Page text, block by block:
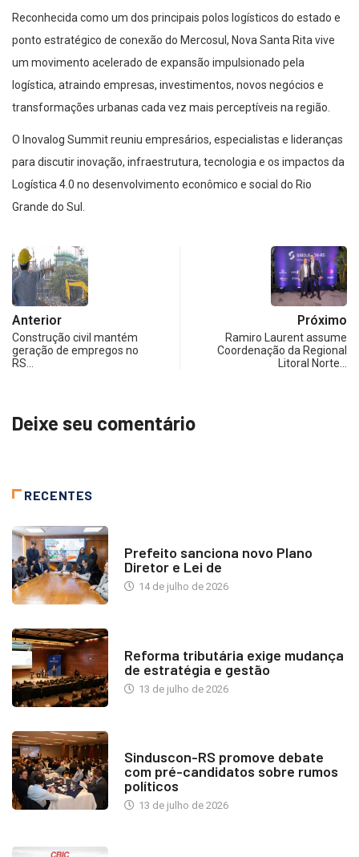
Reconhecida como um dos principais polos logísticos do estado e
ponto estratégico de conexão do Mercosul, Nova Santa Rita vive
um movimento acelerado de expansão impulsionado pela
logística, atraindo empresas, investimentos, novos negócios e
transformações urbanas cada vez mais perceptíveis na região.
O Inovalog Summit reuniu empresários, especialistas e lideranças
para discutir inovação, infraestrutura, tecnologia e os impactos da
Logística 4.0 no desenvolvimento econômico e social do Rio
Grande do Sul.
Anterior
Construção civil mantém
geração de empregos no
RS…
Próximo
Ramiro Laurent assume
Coordenação da Regional
Litoral Norte…
Deixe seu comentário
RECENTES
Prefeito sanciona novo Plano
Diretor e Lei de
14 de julho de 2026
Reforma tributária exige mudança
de estratégia e gestão
13 de julho de 2026
Sinduscon-RS promove debate
com pré-candidatos sobre rumos
políticos
13 de julho de 2026